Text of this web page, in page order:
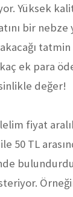
Yüksek
bir nebze
ek para
değer!
fiyat
50 TL